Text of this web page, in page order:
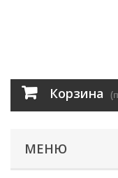
Корзина
МЕНЮ